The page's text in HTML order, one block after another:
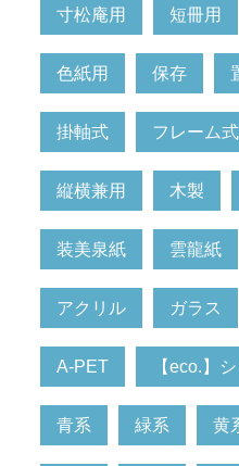
寸松庵用 短冊用
色紙用 保存
掛軸式 フレーム式
縦横兼用 木製
装美泉紙 雲龍紙
アクリル ガラス
A-PET 【eco.】
青系 緑系 黄